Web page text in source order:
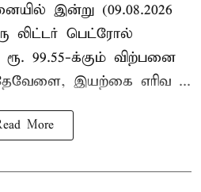
இன்று (09.08.2026
லிட்டர் பெட்ரோல்
ரூ. 99.55-க்கும் விற்பனை
இயற்கை எரிவ ...
More